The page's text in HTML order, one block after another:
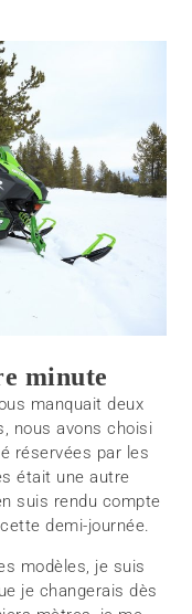
minute
manquait deux
nous avons choisi
réservées par les
était une autre
suis rendu compte
demi-journée.
modèles, je suis
je changerais dès